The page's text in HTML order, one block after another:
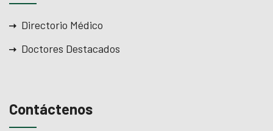
Directorio Médico
Doctores Destacados
Contáctenos